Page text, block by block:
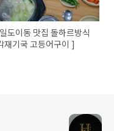
도이동 맛집 돌하르방식
재기국 고등어구이 ]